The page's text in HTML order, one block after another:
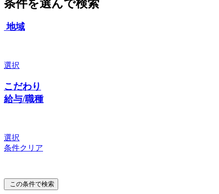
条件を選んで検索
地域
選択
こだわり
給与/職種
選択
条件クリア
この条件で検索